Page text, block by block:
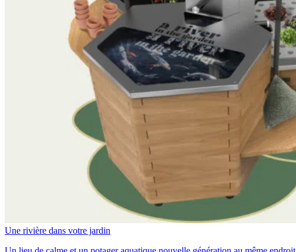
Une rivière dans votre jardin